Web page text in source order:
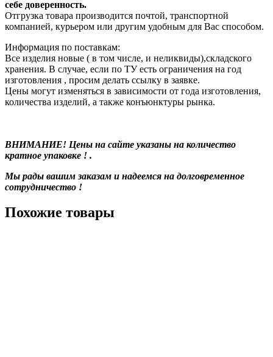
себе доверенность.
Отгрузка товара производится почтой, транспортной
компанией, курьером или другим удобным для Вас способом.
Информация по поставкам:
Все изделия новые ( в том числе, и неликвиды),складского
хранения. В случае, если по ТУ есть ограничения на год
изготовления , просим делать ссылку в заявке.
Цены могут изменяться в зависимости от года изготовления,
количества изделий, а также конъюнктуры рынка.
ВНИМАНИЕ! Цены на сайте указаны на количество
кратное упаковке ! .
Мы рады вашим заказам и надеемся на долговременное
сотрудничество !
Похожие товары